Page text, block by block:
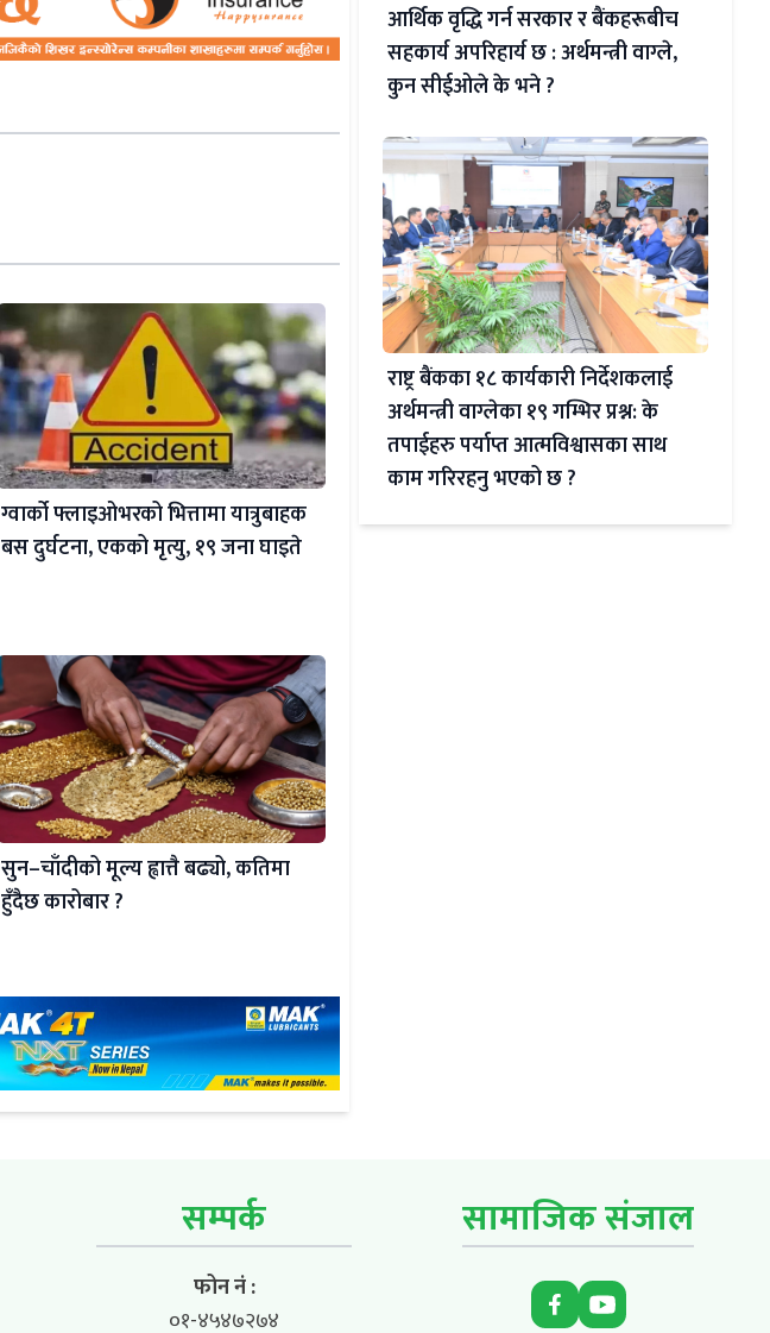
ग्वार्को फ्लाइओभरको भित्तामा यात्रुबाहक
बस दुर्घटना, एकको मृत्यु, १९ जना घाइते
सुन–चाँदीको मूल्य ह्वात्तै बढ्यो, कतिमा
हुँदैछ कारोबार ?
आर्थिक वृद्धि गर्न सरकार र बैंकहरूबीच
सहकार्य अपरिहार्य छ : अर्थमन्त्री वाग्ले,
कुन सीईओले के भने ?
राष्ट्र बैंकका १८ कार्यकारी निर्देशकलाई
अर्थमन्त्री वाग्लेका १९ गम्भिर प्रश्न: के
तपाईहरु पर्याप्त आत्मविश्वासका साथ
काम गरिरहनु भएको छ ?
सम्पर्क
फोन नं :
०१-४५४७२७४
सामाजिक संजाल